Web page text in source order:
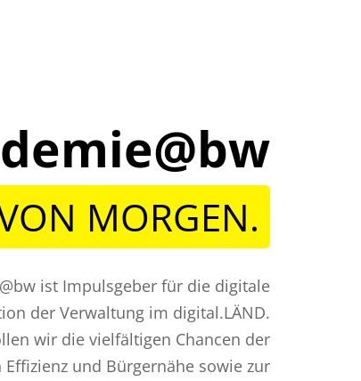
MORGEN.
ist Impulsgeber für die digitale
der Verwaltung im digital.LÄND.
wir die vielfältigen Chancen der
und Bürgernähe sowie zur